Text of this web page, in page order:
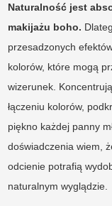
Naturalność jest
makijażu boho.
przesadzonych
kolorów, które mogą
wizerunek.
łączeniu kolorów,
piękno każdej panny
doświadczenia wiem,
odcienie potrafią
naturalnym wyglądzie.